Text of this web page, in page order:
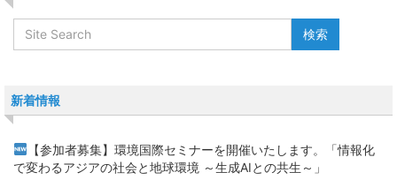
新着情報
【参加者募集】環境国際セミナーを開催いたします。「情報化
で変わるアジアの社会と地球環境 ～生成AIとの共生～」